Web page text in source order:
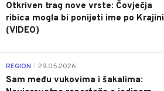
Otkriven trag nove vrste: Čovječja
ribica mogla bi ponijeti ime po Krajini
(VIDEO)
REGION 29.05.2026.
Sam među vukovima i šakalima: